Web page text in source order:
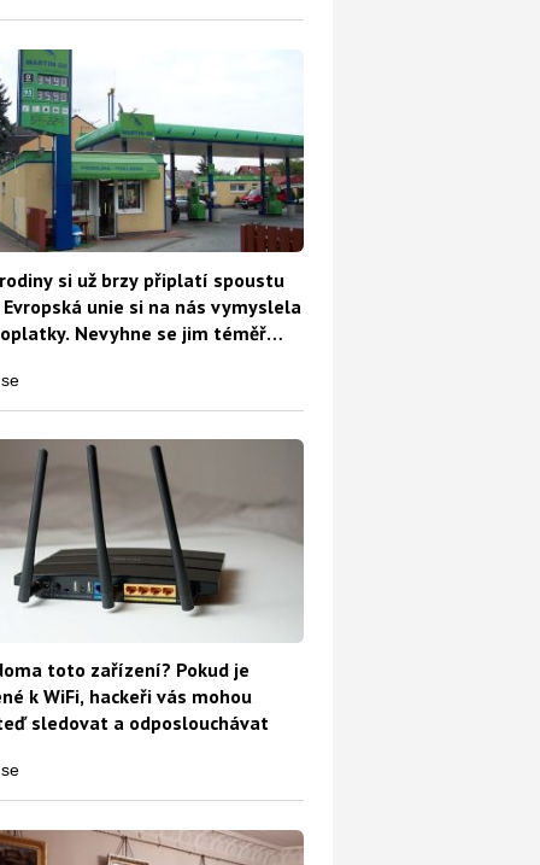
si už brzy připlatí spoustu
Evropská unie si na nás vymyslela
Nevyhne se jim téměř
toto zařízení? Pokud je
k WiFi, hackeři vás mohou
sledovat a odposlouchávat